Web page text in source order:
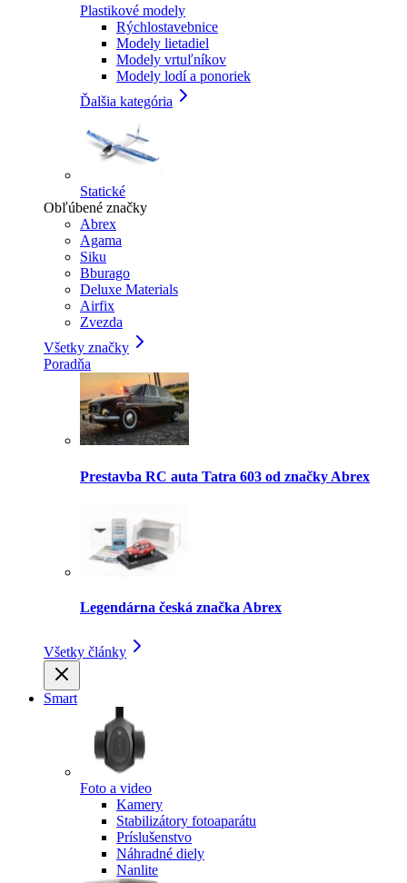
Plastikové modely
Rýchlostavebnice
Modely lietadiel
Modely vrtuľníkov
Modely lodí a ponoriek
Ďalšia kategória
Statické
Obľúbené značky
Abrex
Agama
Siku
Bburago
Deluxe Materials
Airfix
Zvezda
Všetky značky
Poradňa
Prestavba RC auta Tatra 603 od značky Abrex
Legendárna česká značka Abrex
Všetky články
Smart
Foto a video
Kamery
Stabilizátory fotoaparátu
Príslušenstvo
Náhradné diely
Nanlite